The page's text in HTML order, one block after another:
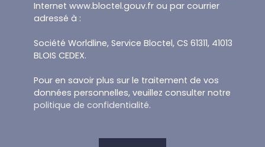
Internet www.bloctel.gouv.fr ou par courrier
adressé à :
Société Worldline, Service Bloctel, CS 61311, 41013
BLOIS CEDEX.
Pour en savoir plus sur le traitement de vos
données personnelles, veuillez consulter notre
politique de confidentialité.